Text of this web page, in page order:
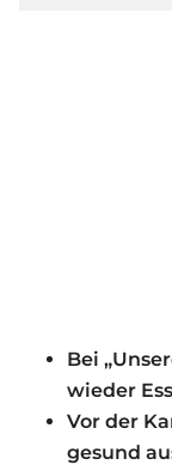
Bei
wieder
Vor der
gesund